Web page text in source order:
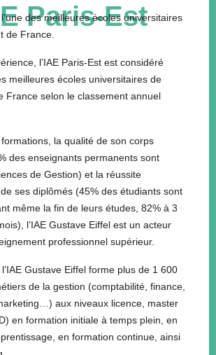
Paris-Est
l’une des meilleures écoles universitaires
de France.
l’IAE Paris-Est est considéré
meilleures écoles universitaires de
France selon le classement annuel
la qualité de son corps
des enseignants permanents sont
de Gestion) et la réussite
ses diplômés (45% des étudiants sont
même la fin de leurs études, 82% à 3
l’IAE Gustave Eiffel est un acteur
professionnel supérieur.
Gustave Eiffel forme plus de 1 600
de la gestion (comptabilité, finance,
aux niveaux licence, master
en formation initiale à temps plein, en
en formation continue, ainsi